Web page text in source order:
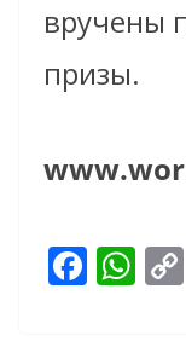
вручены
призы.
F W